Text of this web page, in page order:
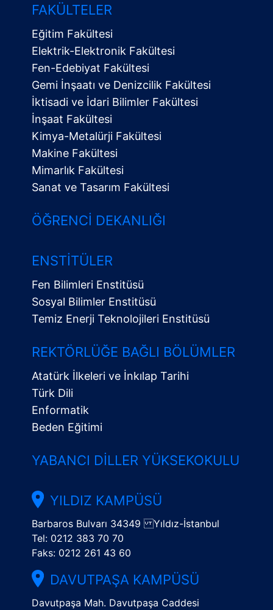
Menü
FAKÜLTELER
Eğitim Fakültesi
Elektrik-Elektronik Fakültesi
Fen-Edebiyat Fakültesi
Gemi İnşaatı ve Denizcilik Fakültesi
İktisadi ve İdari Bilimler Fakültesi
İnşaat Fakültesi
Kimya-Metalürji Fakültesi
Makine Fakültesi
Mimarlık Fakültesi
Sanat ve Tasarım Fakültesi
ÖĞRENCI DEKANLIĞI
ENSTITÜLER
Fen Bilimleri Enstitüsü
Sosyal Bilimler Enstitüsü
Temiz Enerji Teknolojileri Enstitüsü
REKTÖRLÜĞE BAĞLI BÖLÜMLER
Atatürk İlkeleri ve İnkılap Tarihi
Türk Dili
Enformatik
Beden Eğitimi
YABANCI DILLER YÜKSEKOKULU
YILDIZ KAMPÜSÜ
Barbaros Bulvarı 34349 Yıldız-İstanbul
Tel: 0212 383 70 70
Faks: 0212 261 43 60
DAVUTPAŞA KAMPÜSÜ
Davutpaşa Mah. Davutpaşa Caddesi